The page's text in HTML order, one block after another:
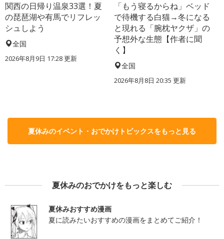
関西の日帰り温泉33選！夏
の琵琶湖や有馬でリフレッ
シュしよう
全国
2026年8月9日 17:28更新
「もう寝るからね」ベッド
で待機する白猫→冬になる
と現れる「腕枕ヤクザ」の
予想外な生態【作者に聞
く】
全国
2026年8月8日 20:35 更新
夏休みのイベント・おでかけトピックスをもっと見る
夏休みのおでかけをもっと楽しむ
夏休みおすすめ漫画
夏に読みたいおすすめの漫画をまとめてご紹介！